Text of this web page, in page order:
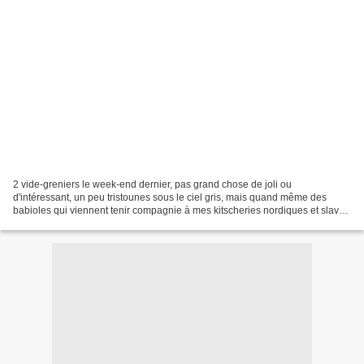
2 vide-greniers le week-end dernier, pas grand chose de joli ou
d'intéressant, un peu tristounes sous le ciel gris, mais quand même des
babioles qui viennent tenir compagnie à mes kitscheries nordiques et slaves